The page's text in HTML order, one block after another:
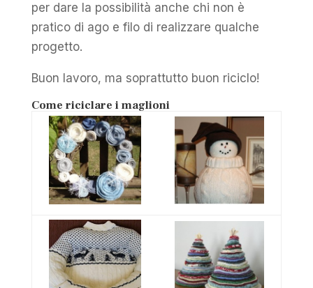
per dare la possibilità anche chi non è
pratico di ago e filo di realizzare qualche
progetto.
Buon lavoro, ma soprattutto buon riciclo!
Come riciclare i maglioni